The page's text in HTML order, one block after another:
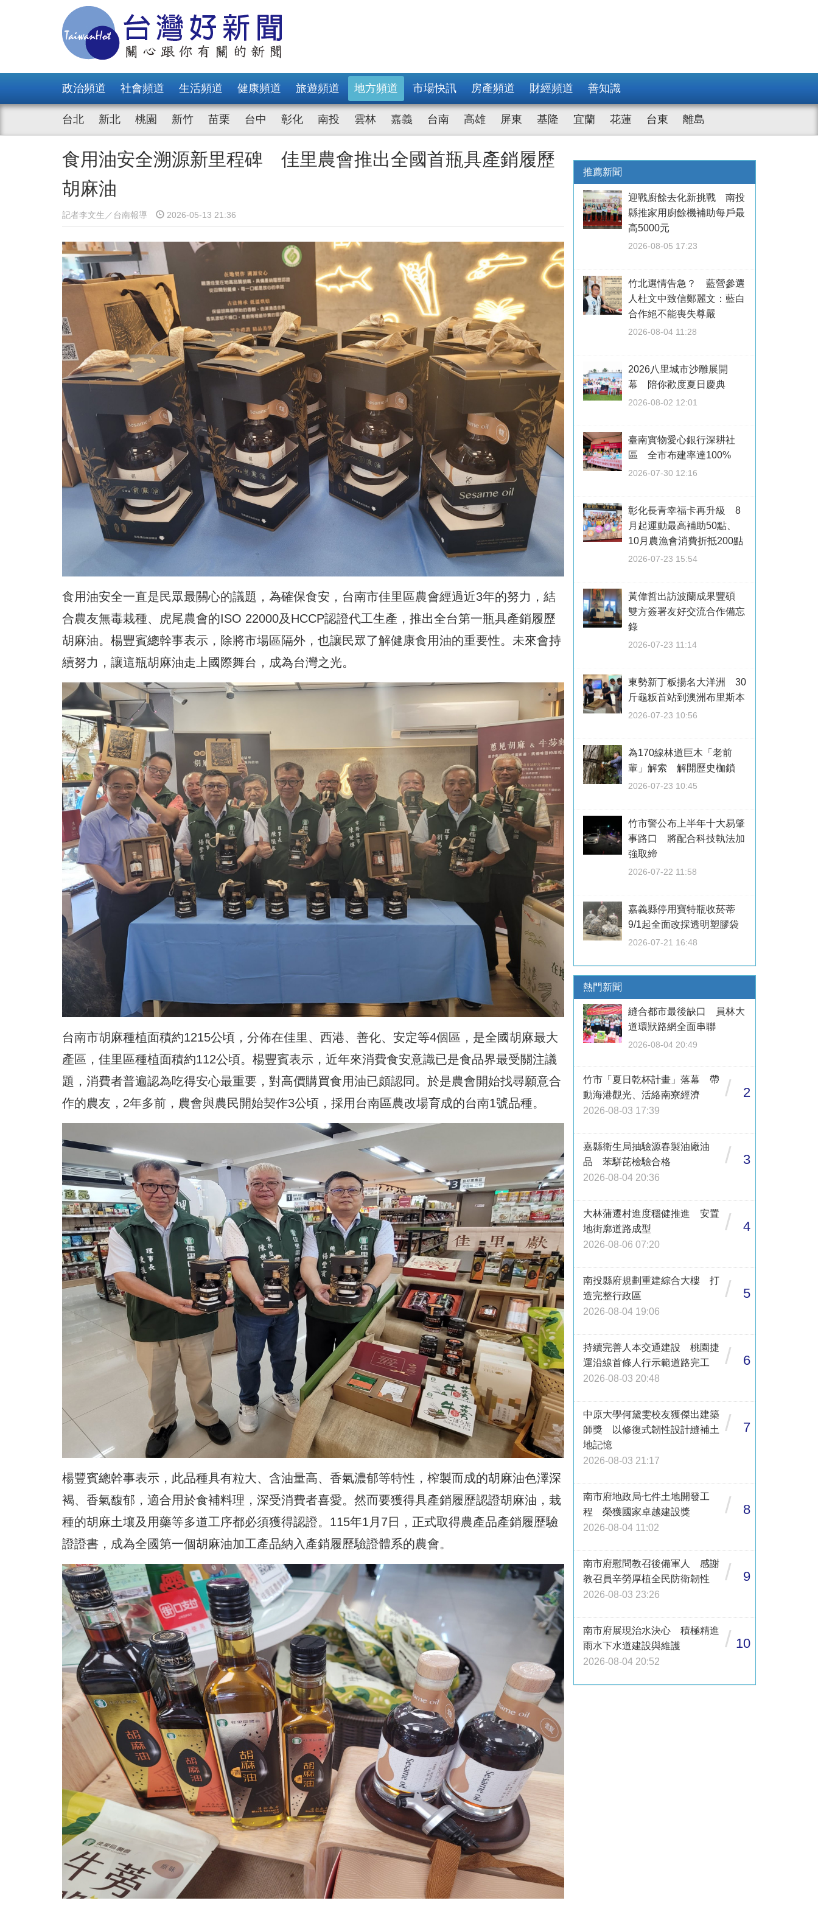
政治頻道 社會頻道 生活頻道 健康頻道 旅遊頻道 地方頻道 市場快訊 房產頻道 財經頻道 善知識
台北 新北 桃園 新竹 苗栗 台中 彰化 南投 雲林 嘉義 台南 高雄 屏東 基隆 宜蘭 花蓮 台東 離島
食用油安全溯源新里程碑 佳里農會推出全國首瓶具產銷履歷
胡麻油
記者李文生／台南報導 2026-05-13 21:36
食用油安全一直是民眾最關心的議題，為確保食安，台南市佳里區農會經過近3年的努力，結
合農友無毒栽種、虎尾農會的ISO 22000及HCCP認證代工生產，推出全台第一瓶具產銷履歷
胡麻油。楊豐賓總幹事表示，除將市場區隔外，也讓民眾了解健康食用油的重要性。未來會持
續努力，讓這瓶胡麻油走上國際舞台，成為台灣之光。
台南市胡麻種植面積約1215公頃，分佈在佳里、西港、善化、安定等4個區，是全國胡麻最大
產區，佳里區種植面積約112公頃。楊豐賓表示，近年來消費食安意識已是食品界最受關注議
題，消費者普遍認為吃得安心最重要，對高價購買食用油已頗認同。於是農會開始找尋願意合
作的農友，2年多前，農會與農民開始契作3公頃，採用台南區農改場育成的台南1號品種。
楊豐賓總幹事表示，此品種具有粒大、含油量高、香氣濃郁等特性，榨製而成的胡麻油色澤深
褐、香氣馥郁，適合用於食補料理，深受消費者喜愛。然而要獲得具產銷履歷認證胡麻油，栽
種的胡麻土壤及用藥等多道工序都必須獲得認證。115年1月7日，正式取得農產品產銷履歷驗
證證書，成為全國第一個胡麻油加工產品納入產銷履歷驗證體系的農會。
推薦新聞
迎戰廚餘去化新挑戰 南投
縣推家用廚餘機補助每戶最
高5000元
2026-08-05 17:23
竹北選情告急？ 藍營參選
人杜文中致信鄭麗文：藍白
合作絕不能喪失尊嚴
2026-08-04 11:28
2026八里城市沙雕展開
幕 陪你歡度夏日慶典
2026-08-02 12:01
臺南實物愛心銀行深耕社
區 全市布建率達100%
2026-07-30 12:16
彰化長青幸福卡再升級 8
月起運動最高補助50點、
10月農漁會消費折抵200點
2026-07-23 15:54
黃偉哲出訪波蘭成果豐碩
雙方簽署友好交流合作備忘
錄
2026-07-23 11:14
東勢新丁粄揚名大洋洲 30
斤龜粄首站到澳洲布里斯本
2026-07-23 10:56
為170線林道巨木「老前
輩」解索 解開歷史枷鎖
2026-07-23 10:45
竹市警公布上半年十大易肇
事路口 將配合科技執法加
強取締
2026-07-22 11:58
嘉義縣停用寶特瓶收菸蒂
9/1起全面改採透明塑膠袋
2026-07-21 16:48
熱門新聞
縫合都市最後缺口 員林大
道環狀路網全面串聯
2026-08-04 20:49
竹市「夏日乾杯計畫」落幕 帶
動海港觀光、活絡南寮經濟
2026-08-03 17:39
/ 2
嘉縣衛生局抽驗源春製油廠油
品 苯駢芘檢驗合格
2026-08-04 20:36
/ 3
大林蒲遷村進度穩健推進 安置
地街廓道路成型
2026-08-06 07:20
/ 4
南投縣府規劃重建綜合大樓 打
造完整行政區
2026-08-04 19:06
/ 5
持續完善人本交通建設 桃園捷
運沿線首條人行示範道路完工
2026-08-03 20:48
/ 6
中原大學何黛雯校友獲傑出建築
師獎 以修復式韌性設計縫補土
地記憶
2026-08-03 21:17
/ 7
南市府地政局七件土地開發工
程 榮獲國家卓越建設獎
2026-08-04 11:02
/ 8
南市府慰問教召後備軍人 感謝
教召員辛勞厚植全民防衛韌性
2026-08-03 23:26
/ 9
南市府展現治水決心 積極精進
雨水下水道建設與維護
2026-08-04 20:52
/ 10